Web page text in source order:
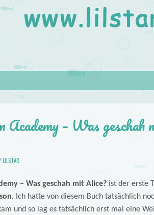
Academy – Was
LILSTAR
– Was geschah mit Alice?ist der erste
. Ich hatte von diesem Buch tatsächlich
und so lag es tatsächlich erst mal eine